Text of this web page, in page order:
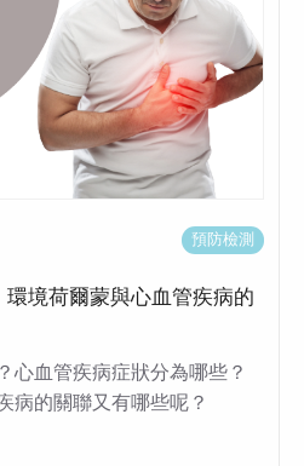
預防檢測
境荷爾蒙與心血管疾病的
心血管疾病症狀分為哪些？
病的關聯又有哪些呢？